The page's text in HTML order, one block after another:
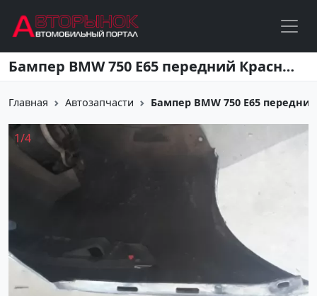
Перейти к основному содержанию Бампер BMW 750 E65 передний Краснодар
Главная Автозапчасти Бампер BMW 750 E65
1/4